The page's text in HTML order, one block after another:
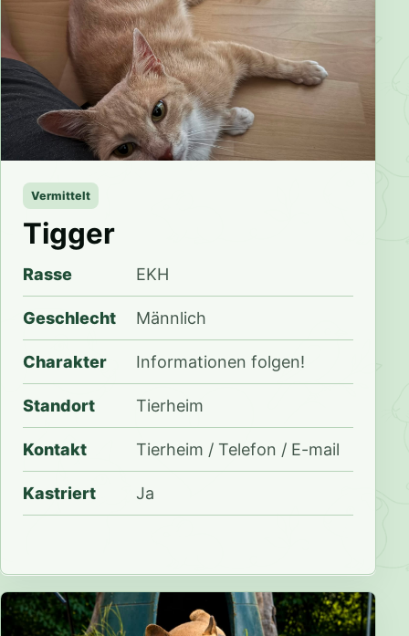
Vermittelt
Tigger
Rasse EKH
Geschlecht Männlich
Charakter Informationen folgen!
Standort Tierheim
Kontakt Tierheim / Telefon / E-mail
Kastriert Ja